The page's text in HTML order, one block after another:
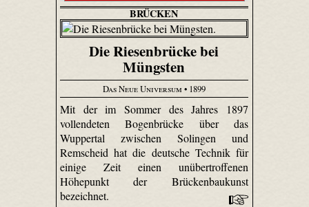
BRÜCKEN
Die Riesenbrücke bei
Müngsten
Das Neue Universum • 1899
Mit der im Sommer des Jahres 1897
vollendeten Bogenbrücke über das
Wuppertal zwischen Solingen und
Remscheid hat die deutsche Technik für
einige Zeit einen unübertroffenen
Höhepunkt der Brückenbaukunst
bezeichnet.